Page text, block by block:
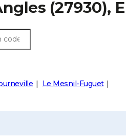
(27930),
Le Mesnil-Fuguet